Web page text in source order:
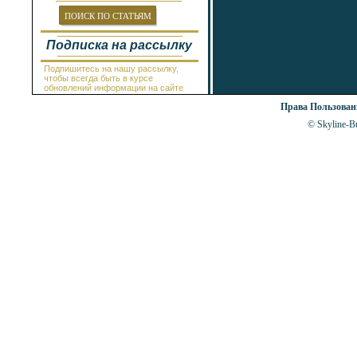
Рогачево
Руссе
Самоков
Св.Константин и Елена
Святой Влас
Синеморец
Сливен
ПОИСК ПО СТАТЬЯМ
Подписка на рассылку
Подпишитесь на нашу рассылку,
чтобы всегда быть в курсе
обновлений информации на сайте
Права
© Skyline-